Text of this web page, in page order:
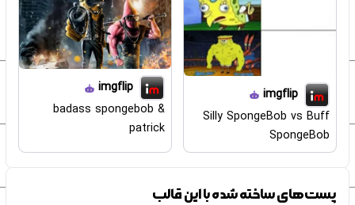
imgflip
Silly SpongeBob vs Buff
SpongeBob
imgflip
badass spongebob &
patrick
پست‌های ساخته شده با این قالب